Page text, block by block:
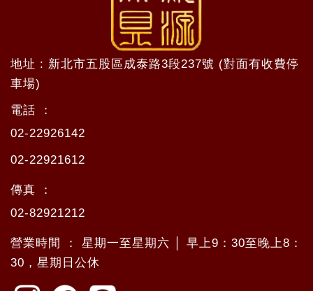
地址 : 新北市五股區成泰路3段237號 (對面有收費停
車場)
電話 ：
02-22926142
02-22921612
傳真 ：
02-82921212
營業時間 ： 星期一至星期六 │ 早上9：30至晚上8：
30，星期日公休